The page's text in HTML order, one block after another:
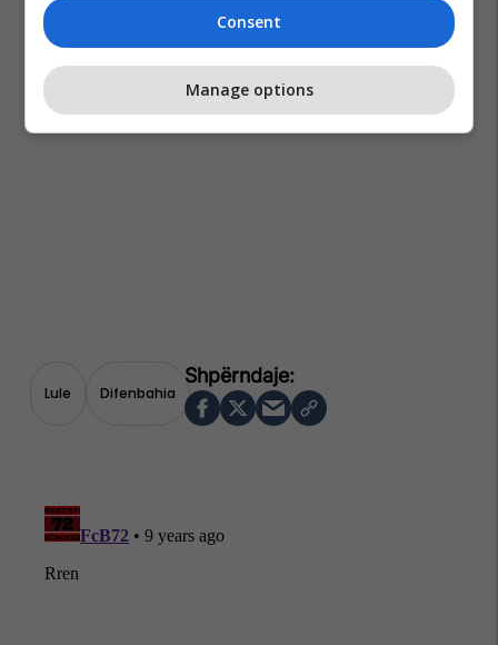
Lule Difenbahia
Consent
Manage options